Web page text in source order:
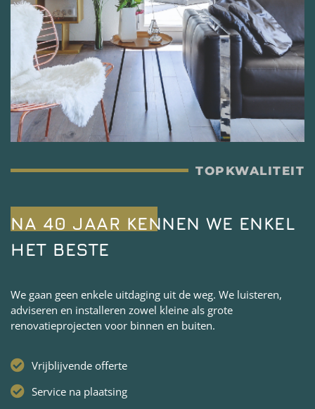
TOPKWALITEIT
NA 40 JAAR KENNEN WE ENKEL
HET BESTE
We gaan geen enkele uitdaging uit de weg. We luisteren,
adviseren en installeren zowel kleine als grote
renovatieprojecten voor binnen en buiten.
Vrijblijvende offerte
Service na plaatsing